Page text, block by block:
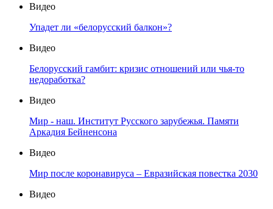
Видео
Упадет ли «белорусский балкон»?
Видео
Белорусский гамбит: кризис отношений или чья-то
недоработка?
Видео
Мир - наш. Институт Русского зарубежья. Памяти
Аркадия Бейненсона
Видео
Мир после коронавируса – Евразийская повестка 2030
Видео